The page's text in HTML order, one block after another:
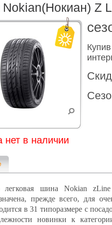
Z
нет в наличии
легковая шина Nokian
прежде всего, для
в 31 типоразмере с
новинки к